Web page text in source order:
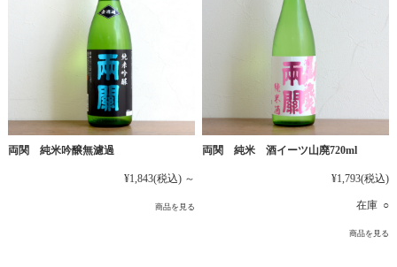
両関 純米吟醸無濾過
¥1,843(税込) ～
商品を見る
両関 純米 酒イーツ山廃720ml
¥1,793(税込)
在庫 ○
商品を見る